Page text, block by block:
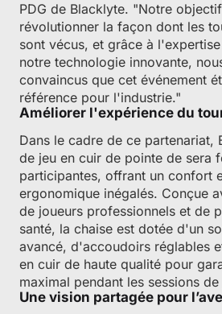
PDG de Blacklyte. "Notre
révolutionner la façon dont les
sont vécus, et grâce à
notre technologie innovante,
convaincus que cet événement
référence pour l'industrie."
Améliorer l'expérience du
Dans le cadre de ce partenariat,
de jeu en cuir de pointe de sera
participantes, offrant un confort
ergonomique inégalés. Conçue
de joueurs professionnels et de
santé, la chaise est dotée d'un
avancé, d'accoudoirs réglables
en cuir de haute qualité pour
maximal pendant les sessions
Une vision partagée pour